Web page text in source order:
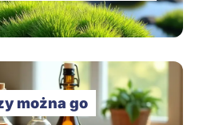
można go